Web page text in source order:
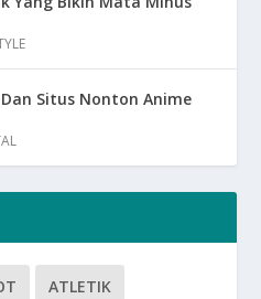
Situs Nonton Anime
ATLETIK